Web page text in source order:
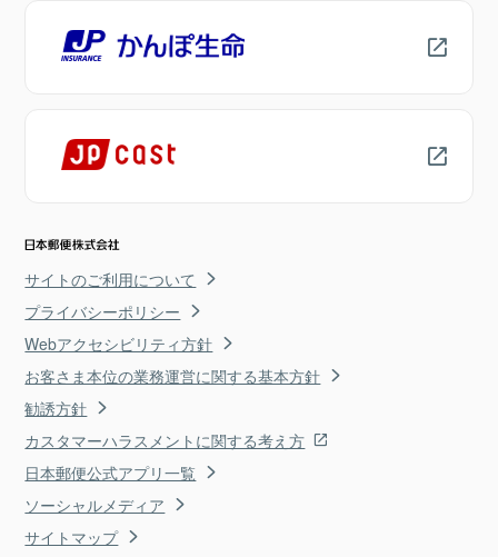
サイトのご利用について
プライバシーポリシー
Webアクセシビリティ方針
お客さま本位の業務運営に関する基本方針
勧誘方針
カスタマーハラスメントに関する考え方
日本郵便公式アプリ一覧
ソーシャルメディア
サイトマップ